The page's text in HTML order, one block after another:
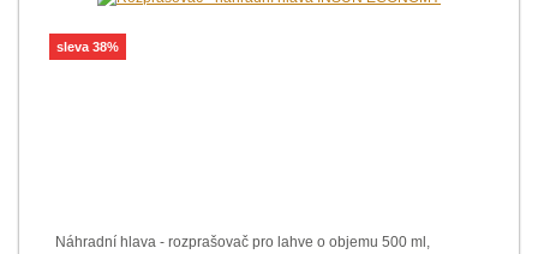
sleva 38%
Náhradní hlava - rozprašovač pro lahve o objemu 500 ml,